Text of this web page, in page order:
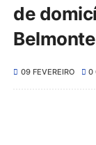
de
Belmonte
09 FEVEREIRO 0